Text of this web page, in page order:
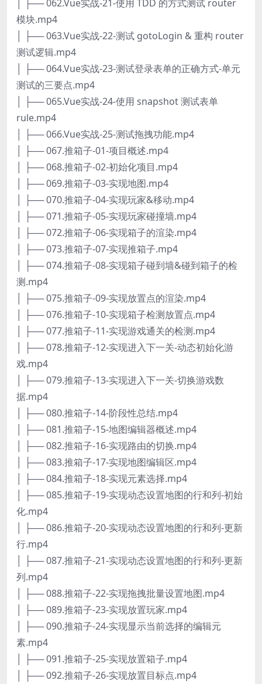
│ ├── 062.Vue实战-21-使用 TDD 的方式测试 router
模块.mp4
│ ├── 063.Vue实战-22-测试 gotoLogin & 重构 router
测试逻辑.mp4
│ ├── 064.Vue实战-23-测试登录表单的正确方式-单元
测试的三要点.mp4
│ ├── 065.Vue实战-24-使用 snapshot 测试表单
rule.mp4
│ ├── 066.Vue实战-25-测试拖拽功能.mp4
│ ├── 067.推箱子-01-项目概述.mp4
│ ├── 068.推箱子-02-初始化项目.mp4
│ ├── 069.推箱子-03-实现地图.mp4
│ ├── 070.推箱子-04-实现玩家&移动.mp4
│ ├── 071.推箱子-05-实现玩家碰撞墙.mp4
│ ├── 072.推箱子-06-实现箱子的渲染.mp4
│ ├── 073.推箱子-07-实现推箱子.mp4
│ ├── 074.推箱子-08-实现箱子碰到墙&碰到箱子的检
测.mp4
│ ├── 075.推箱子-09-实现放置点的渲染.mp4
│ ├── 076.推箱子-10-实现箱子检测放置点.mp4
│ ├── 077.推箱子-11-实现游戏通关的检测.mp4
│ ├── 078.推箱子-12-实现进入下一关-动态初始化游
戏.mp4
│ ├── 079.推箱子-13-实现进入下一关-切换游戏数
据.mp4
│ ├── 080.推箱子-14-阶段性总结.mp4
│ ├── 081.推箱子-15-地图编辑器概述.mp4
│ ├── 082.推箱子-16-实现路由的切换.mp4
│ ├── 083.推箱子-17-实现地图编辑区.mp4
│ ├── 084.推箱子-18-实现元素选择.mp4
│ ├── 085.推箱子-19-实现动态设置地图的行和列-初始
化.mp4
│ ├── 086.推箱子-20-实现动态设置地图的行和列-更新
行.mp4
│ ├── 087.推箱子-21-实现动态设置地图的行和列-更新
列.mp4
│ ├── 088.推箱子-22-实现拖拽批量设置地图.mp4
│ ├── 089.推箱子-23-实现放置玩家.mp4
│ ├── 090.推箱子-24-实现显示当前选择的编辑元
素.mp4
│ ├── 091.推箱子-25-实现放置箱子.mp4
│ ├── 092.推箱子-26-实现放置目标点.mp4